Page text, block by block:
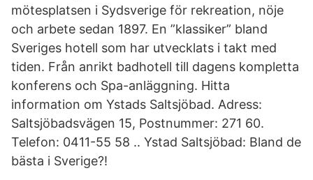
mötesplatsen i Sydsverige för rekreation, nöje
och arbete sedan 1897. En ”klassiker” bland
Sveriges hotell som har utvecklats i takt med
tiden. Från anrikt badhotell till dagens kompletta
konferens och Spa-anläggning. Hitta
information om Ystads Saltsjöbad. Adress:
Saltsjöbadsvägen 15, Postnummer: 271 60.
Telefon: 0411-55 58 .. Ystad Saltsjöbad: Bland de
bästa i Sverige?!